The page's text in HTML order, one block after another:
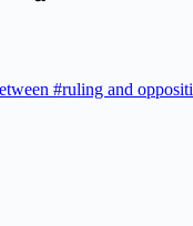
#ruling and